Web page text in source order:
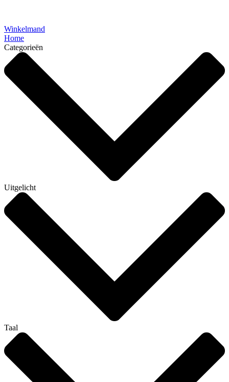
Winkelmand
Home
Categorieën
Uitgelicht
Taal